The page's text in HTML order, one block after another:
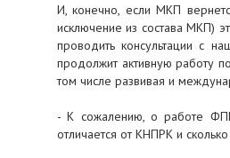
И, конечно, если МКП
исключение из состава МКП)
проводить консультации с
продолжит активную работу
том числе развивая и
- К сожалению, о работе
отличается от КНПРК и